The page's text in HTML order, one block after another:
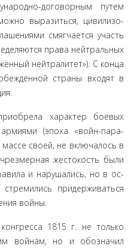
договорным путем
выразиться, цивилизо­
смягчается участь
права нейтраль­ных
нейтралитет»). С конца
страны входят в
характер боевых
(эпоха «войн-пара­
своей, не включалось в
жестокость были
и нарушались, но в ос­
придерживаться
войны.
1815 г. не толь­ко
войнам, но и обозначил